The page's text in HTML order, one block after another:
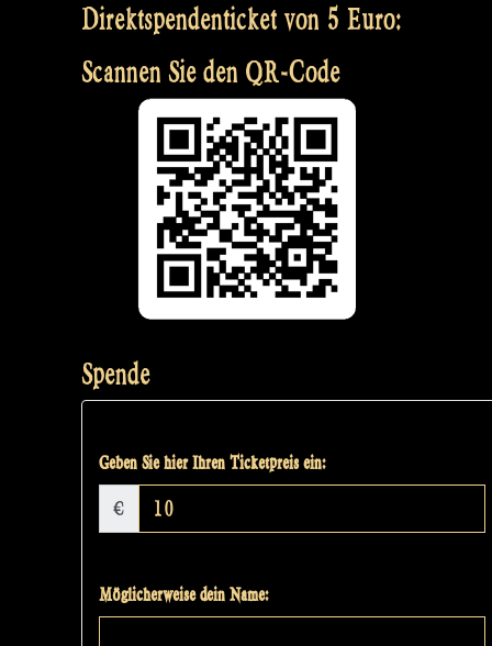
Direktspendenticket von 5 Euro:
Scannen Sie den QR-Code
Spende
Geben Sie hier Ihren Ticketpreis ein:
€
Möglicherweise dein Name: